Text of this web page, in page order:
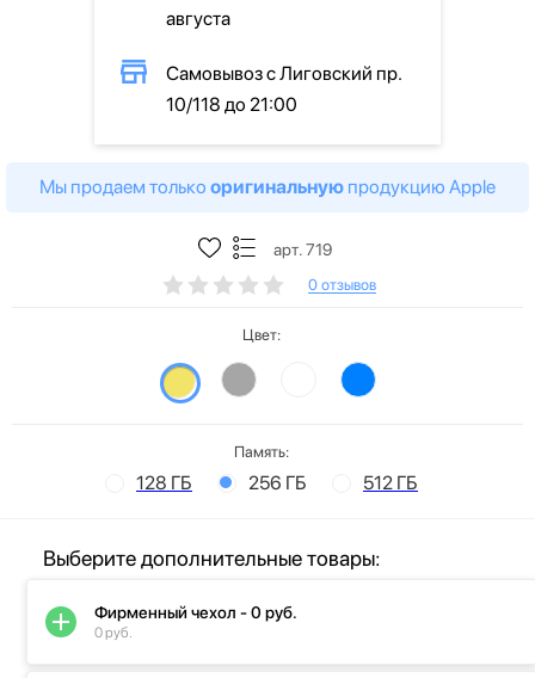
августа
Самовывоз с Лиговский пр.
10/118 до 21:00
Мы продаем только оригинальную продукцию Apple
арт. 719
0 отзывов
Цвет:
Память:
128 ГБ 256 ГБ 512 ГБ
Выберите дополнительные товары:
Фирменный чехол - 0 руб.
0 руб.